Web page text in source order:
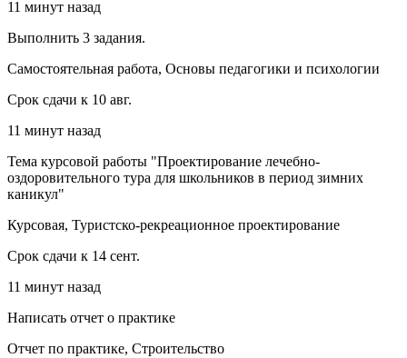
11 минут назад
Выполнить 3 задания.
Самостоятельная работа, Основы педагогики и психологии
Срок сдачи к 10 авг.
11 минут назад
Тема курсовой работы "Проектирование лечебно-
оздоровительного тура для школьников в период зимних
каникул"
Курсовая, Туристско-рекреационное проектирование
Срок сдачи к 14 сент.
11 минут назад
Написать отчет о практике
Отчет по практике, Строительство